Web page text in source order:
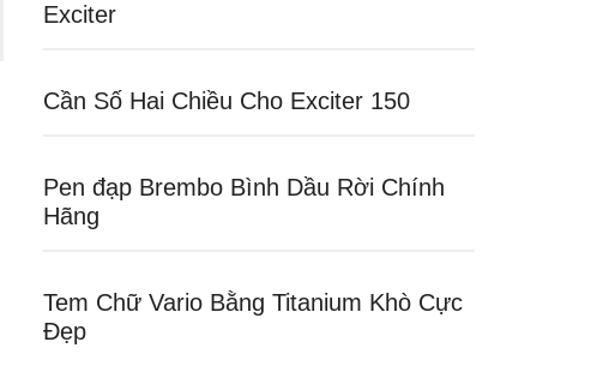
Exciter
Cần Số Hai Chiều Cho Exciter 150
Pen đạp Brembo Bình Dầu Rời Chính
Hãng
Tem Chữ Vario Bằng Titanium Khò Cực
Đẹp